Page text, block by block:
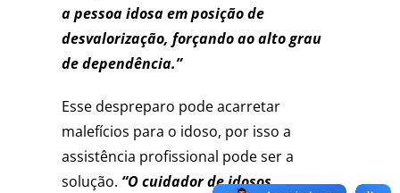
a pessoa idosa em posição de
desvalorização, forçando ao alto grau
de dependência.”
Esse despreparo pode acarretar
malefícios para o idoso, por isso a
assistência profissional pode ser a
solução. “O cuidador de idosos